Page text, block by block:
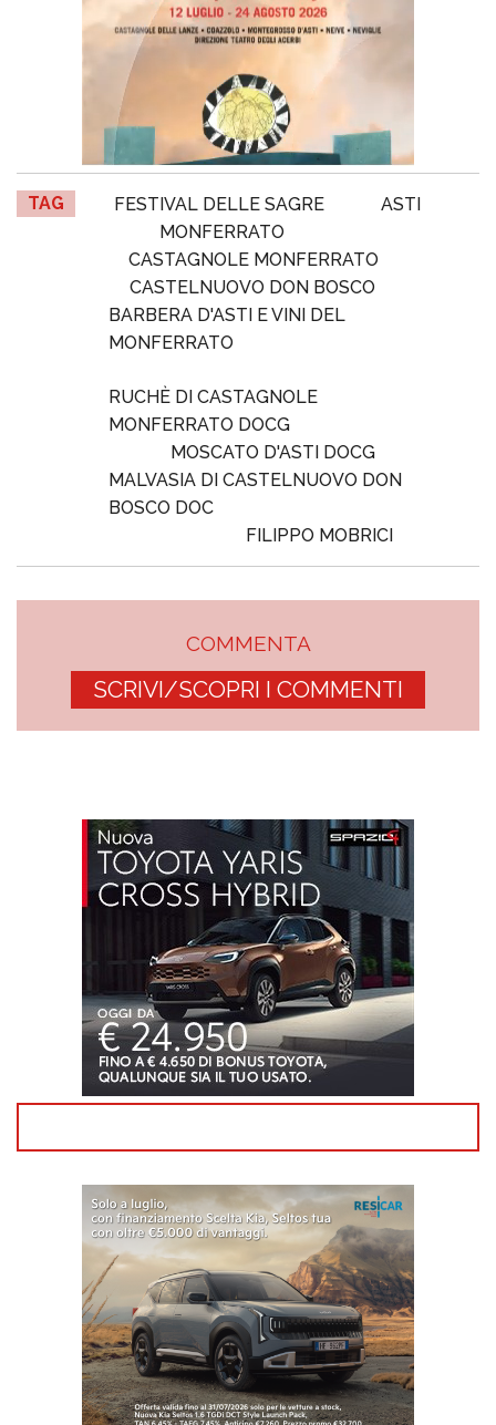
TAG FESTIVAL DELLE SAGRE
ASTI
MONFERRATO
CASTAGNOLE MONFERRATO
CASTELNUOVO DON BOSCO
BARBERA D'ASTI E VINI DEL
MONFERRATO
RUCHÈ DI CASTAGNOLE
MONFERRATO DOCG
MOSCATO D'ASTI DOCG
MALVASIA DI CASTELNUOVO DON
BOSCO DOC
FILIPPO MOBRICI
COMMENTA
SCRIVI/SCOPRI I COMMENTI